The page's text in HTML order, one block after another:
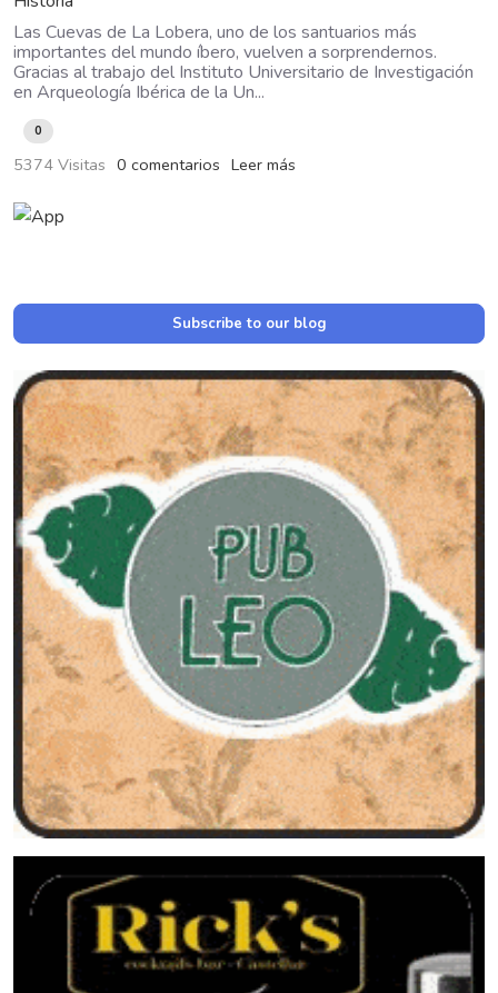
Las Cuevas de La Lobera, uno de los santuarios más
importantes del mundo íbero, vuelven a sorprendernos.
Gracias al trabajo del Instituto Universitario de Investigación
en Arqueología Ibérica de la Un...
0
5374 Visitas 0 comentarios Leer más
Subscribe to our blog